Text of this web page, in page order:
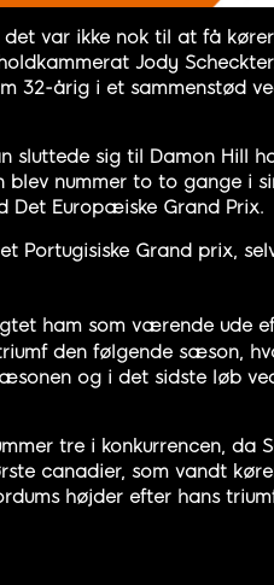
var ikke nok til at få
Jody
32-årig i et sammenstød
sluttede sig til Damon Hill
blev nummer to to gange i
Det Europæiske Grand Prix.
Portugisiske Grand prix,
ham som værende ude
den følgende sæson,
og i det sidste løb
tre i konkurrencen, da
canadier, som vandt
højder efter hans